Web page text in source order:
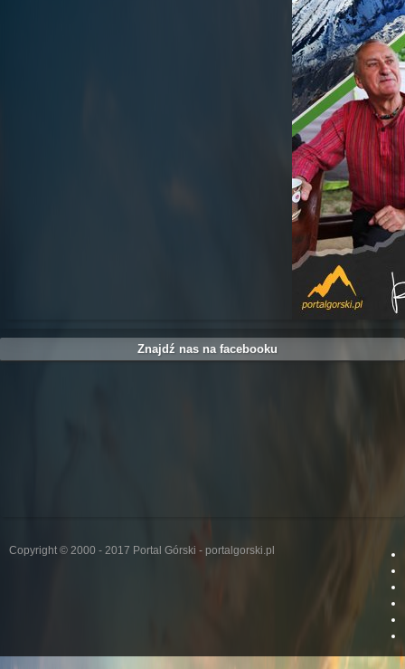
Znajdź nas na facebooku
Copyright © 2000 - 2017 Portal Górski - portalgorski.pl